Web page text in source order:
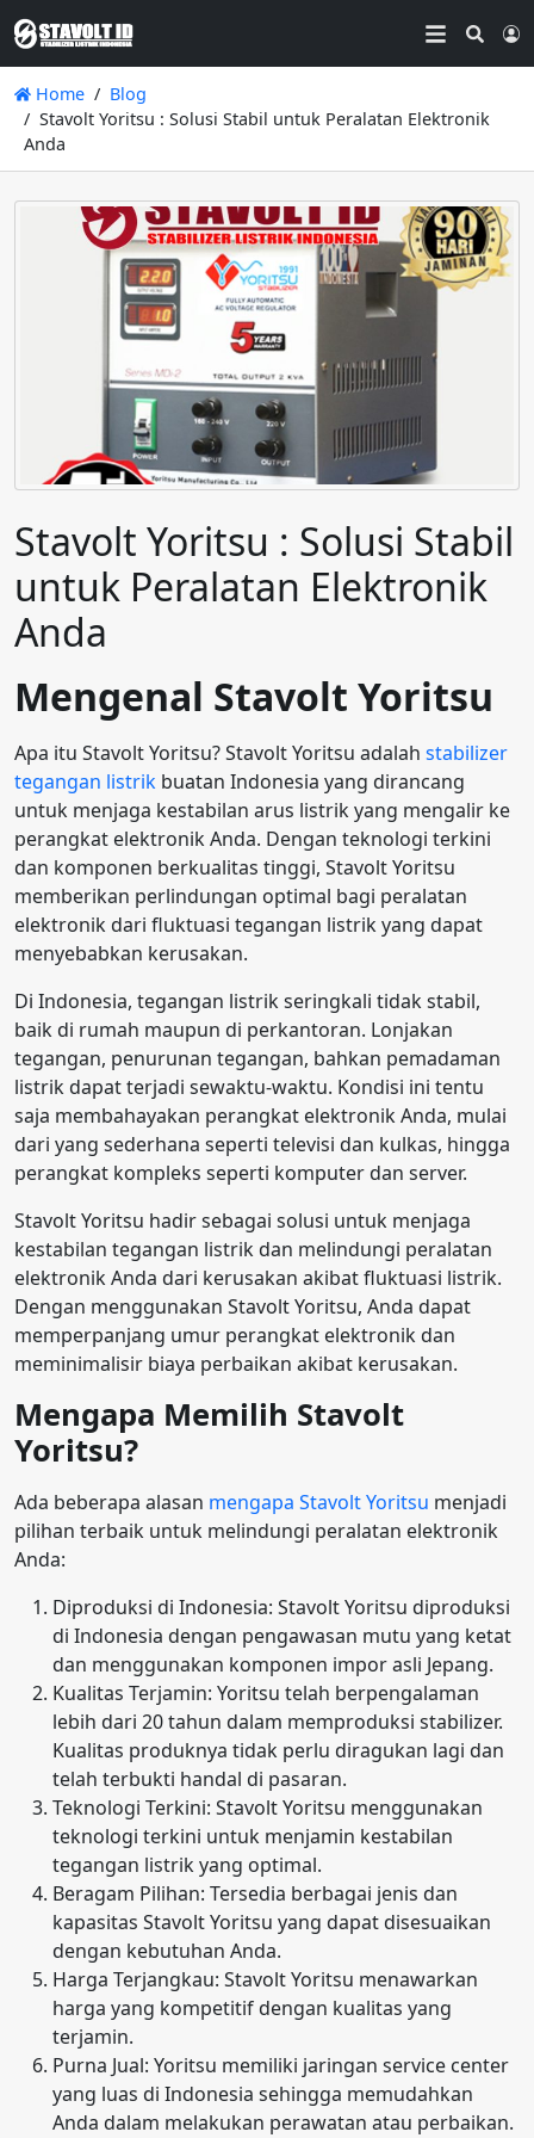
Home
Blog
Stavolt Yoritsu : Solusi Stabil untuk Peralatan Elektronik
Anda
Stavolt Yoritsu : Solusi Stabil
untuk Peralatan Elektronik
Anda
Mengenal Stavolt Yoritsu
Apa itu Stavolt Yoritsu? Stavolt Yoritsu adalah stabilizer
tegangan listrik buatan Indonesia yang dirancang
untuk menjaga kestabilan arus listrik yang mengalir ke
perangkat elektronik Anda. Dengan teknologi terkini
dan komponen berkualitas tinggi, Stavolt Yoritsu
memberikan perlindungan optimal bagi peralatan
elektronik dari fluktuasi tegangan listrik yang dapat
menyebabkan kerusakan.
Di Indonesia, tegangan listrik seringkali tidak stabil,
baik di rumah maupun di perkantoran. Lonjakan
tegangan, penurunan tegangan, bahkan pemadaman
listrik dapat terjadi sewaktu-waktu. Kondisi ini tentu
saja membahayakan perangkat elektronik Anda, mulai
dari yang sederhana seperti televisi dan kulkas, hingga
perangkat kompleks seperti komputer dan server.
Stavolt Yoritsu hadir sebagai solusi untuk menjaga
kestabilan tegangan listrik dan melindungi peralatan
elektronik Anda dari kerusakan akibat fluktuasi listrik.
Dengan menggunakan Stavolt Yoritsu, Anda dapat
memperpanjang umur perangkat elektronik dan
meminimalisir biaya perbaikan akibat kerusakan.
Mengapa Memilih Stavolt
Yoritsu?
Ada beberapa alasan mengapa Stavolt Yoritsu menjadi
pilihan terbaik untuk melindungi peralatan elektronik
Anda:
Diproduksi di Indonesia: Stavolt Yoritsu diproduksi
di Indonesia dengan pengawasan mutu yang ketat
dan menggunakan komponen impor asli Jepang.
Kualitas Terjamin: Yoritsu telah berpengalaman
lebih dari 20 tahun dalam memproduksi stabilizer.
Kualitas produknya tidak perlu diragukan lagi dan
telah terbukti handal di pasaran.
Teknologi Terkini: Stavolt Yoritsu menggunakan
teknologi terkini untuk menjamin kestabilan
tegangan listrik yang optimal.
Beragam Pilihan: Tersedia berbagai jenis dan
kapasitas Stavolt Yoritsu yang dapat disesuaikan
dengan kebutuhan Anda.
Harga Terjangkau: Stavolt Yoritsu menawarkan
harga yang kompetitif dengan kualitas yang
terjamin.
Purna Jual: Yoritsu memiliki jaringan service center
yang luas di Indonesia sehingga memudahkan
Anda dalam melakukan perawatan atau perbaikan.